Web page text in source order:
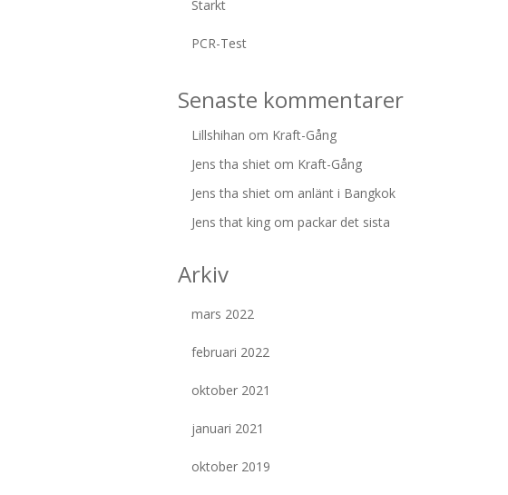
Starkt
PCR-Test
Senaste kommentarer
Lillshihan om Kraft-Gång
Jens tha shietom Kraft-Gång
Jens tha shietom anlänt i Bangkok
Jens that kingom packar det sista
Arkiv
mars 2022
februari 2022
oktober 2021
januari 2021
oktober 2019